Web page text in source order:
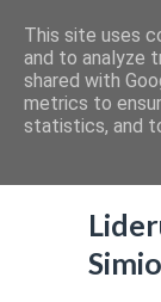
This site uses
and to analyze
shared with
metrics to
statistics, and